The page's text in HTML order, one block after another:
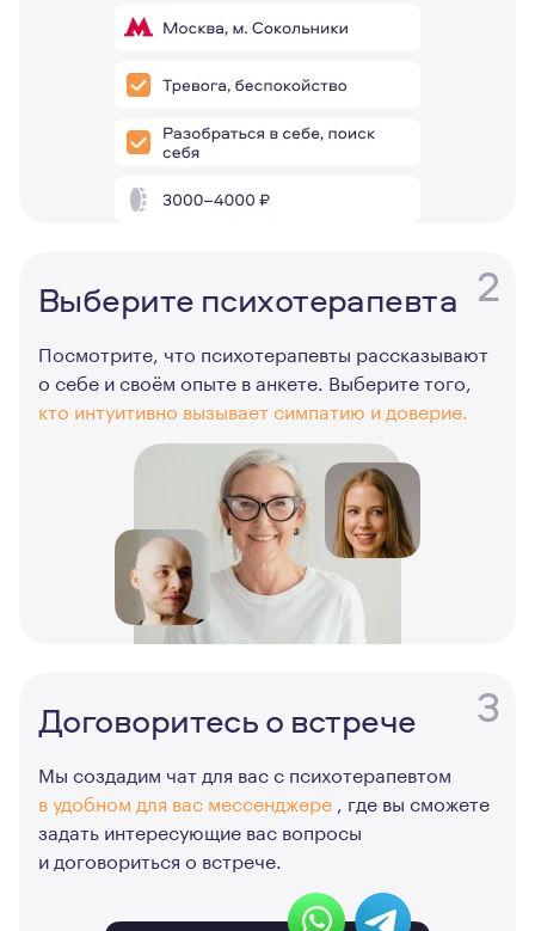
2
Выберите психотерапевта
Посмотрите, что психотерапевты рассказывают
о себе и своём опыте в анкете. Выберите того,
кто интуитивно вызывает симпатию и доверие.
3
Договоритесь о встрече
Мы создадим чат для вас с психотерапевтом
в удобном для вас мессенджере , где вы сможете
задать интересующие вас вопросы
и договориться о встрече.